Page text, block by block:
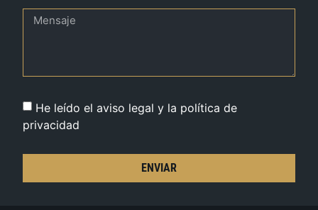
He leído el aviso legal y la política de
privacidad
ENVIAR